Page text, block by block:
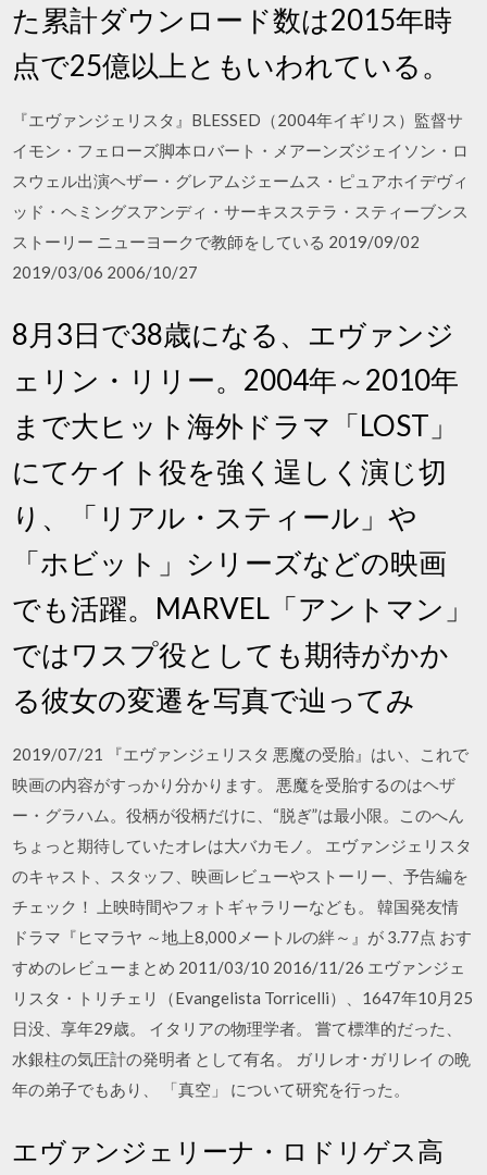
た累計ダウンロード数は2015年時
点で25億以上ともいわれている。
『エヴァンジェリスタ』BLESSED（2004年イギリス）監督サ
イモン・フェローズ脚本ロバート・メアーンズジェイソン・ロ
スウェル出演ヘザー・グレアムジェームス・ピュアホイデヴィ
ッド・ヘミングスアンディ・サーキスステラ・スティーブンス
ストーリー ニューヨークで教師をしている 2019/09/02
2019/03/06 2006/10/27
8月3日で38歳になる、エヴァンジ
ェリン・リリー。2004年～2010年
まで大ヒット海外ドラマ「LOST」
にてケイト役を強く逞しく演じ切
り、「リアル・スティール」や
「ホビット」シリーズなどの映画
でも活躍。MARVEL「アントマン」
ではワスプ役としても期待がかか
る彼女の変遷を写真で辿ってみ
2019/07/21 『エヴァンジェリスタ 悪魔の受胎』はい、これで
映画の内容がすっかり分かります。 悪魔を受胎するのはヘザ
ー・グラハム。役柄が役柄だけに、“脱ぎ”は最小限。このへん
ちょっと期待していたオレは大バカモノ。 エヴァンジェリスタ
のキャスト、スタッフ、映画レビューやストーリー、予告編を
チェック！ 上映時間やフォトギャラリーなども。 韓国発友情
ドラマ『ヒマラヤ ～地上8,000メートルの絆～』が 3.77点 おす
すめのレビューまとめ 2011/03/10 2016/11/26 エヴァンジェ
リスタ・トリチェリ（Evangelista Torricelli）、1647年10月25
日没、享年29歳。 イタリアの物理学者。 嘗て標準的だった、
水銀柱の気圧計の発明者 として有名。 ガリレオ･ガリレイ の晩
年の弟子でもあり、 「真空」 について研究を行った。
エヴァンジェリーナ・ロドリゲス高